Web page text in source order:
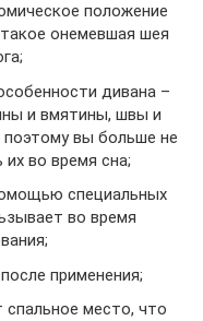
положение
онемевшая шея
дивана –
и вмятины, швы и
вы больше не
во время сна;
специальных
во время
применения;
спальное место, что